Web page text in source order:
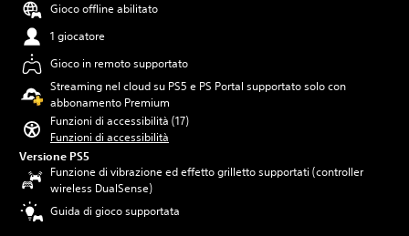
Gioco offline abilitato
1 giocatore
Gioco in remoto supportato
Streaming nel cloud su PS5 e PS Portal supportato solo con
abbonamento Premium
Funzioni di accessibilità (17)
Funzioni di accessibilità
Versione PS5
Funzione di vibrazione ed effetto grilletto supportati (controller
wireless DualSense)
Guida di gioco supportata